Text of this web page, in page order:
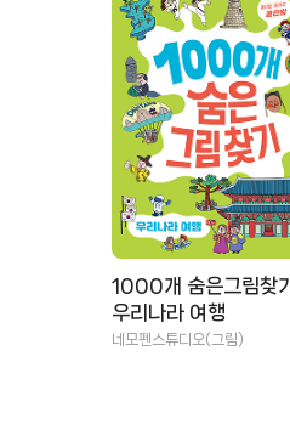
1000개 숨은그림찾기
우리나라 여행
네모펜스튜디오(그림)